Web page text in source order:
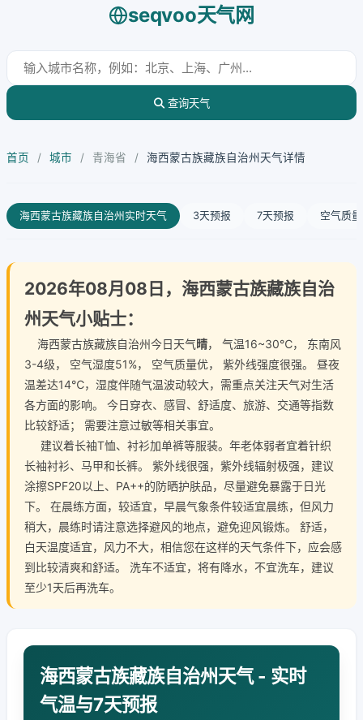
seqvoo天气网
查询天气
首页 / 城市 / 青海省 / 海西蒙古族藏族自治州天气详情
海西蒙古族藏族自治州实时天气 3天预报 7天预报 空气质量
2026年08月08日，海西蒙古族藏族自治
州天气小贴士：
海西蒙古族藏族自治州今日天气晴， 气温16~30℃， 东南风
3-4级， 空气湿度51%， 空气质量优， 紫外线强度很强。 昼夜
温差达14℃，湿度伴随气温波动较大，需重点关注天气对生活
各方面的影响。 今日穿衣、感冒、舒适度、旅游、交通等指数
比较舒适； 需要注意过敏等相关事宜。
建议着长袖T恤、衬衫加单裤等服装。年老体弱者宜着针织
长袖衬衫、马甲和长裤。 紫外线很强，紫外线辐射极强，建议
涂擦SPF20以上、PA++的防晒护肤品，尽量避免暴露于日光
下。 在晨练方面，较适宜，早晨气象条件较适宜晨练，但风力
稍大，晨练时请注意选择避风的地点，避免迎风锻炼。 舒适，
白天温度适宜，风力不大，相信您在这样的天气条件下，应会感
到比较清爽和舒适。 洗车不适宜，将有降水，不宜洗车，建议
至少1天后再洗车。
海西蒙古族藏族自治州天气 - 实时
气温与7天预报